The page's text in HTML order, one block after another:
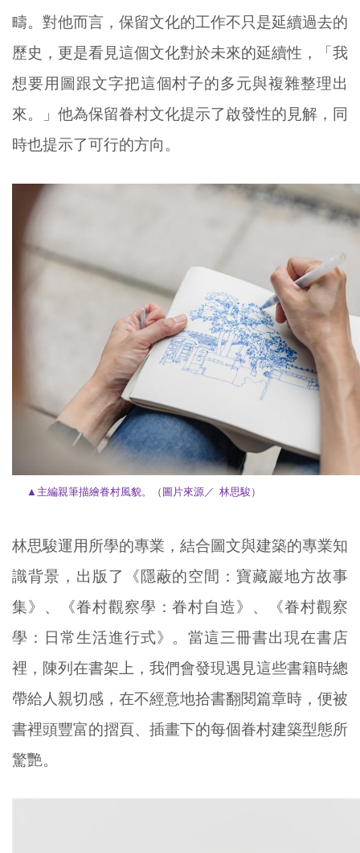
疇。對他而言，保留文化的工作不只是延續過去的
歷史，更是看見這個文化對於未來的延續性，「我
想要用圖跟文字把這個村子的多元與複雜整理出
來。」他為保留眷村文化提示了啟發性的見解，同
時也提示了可行的方向。
▲主編親筆描繪眷村風貌 。（圖片來源／ 林思駿）
林思駿運用所學的專業，結合圖文與建築的專業知
識背景，出版了《隱蔽的空間：寶藏巖地方故事
集》、《眷村觀察學：眷村自造》、《眷村觀察
學：日常生活進行式》。當這三冊書出現在書店
裡，陳列在書架上，我們會發現遇見這些書籍時總
帶給人親切感，在不經意地拾書翻閱篇章時，便被
書裡頭豐富的摺頁、插畫下的每個眷村建築型態所
驚艷。